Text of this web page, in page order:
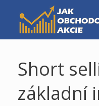
content
Short
základní